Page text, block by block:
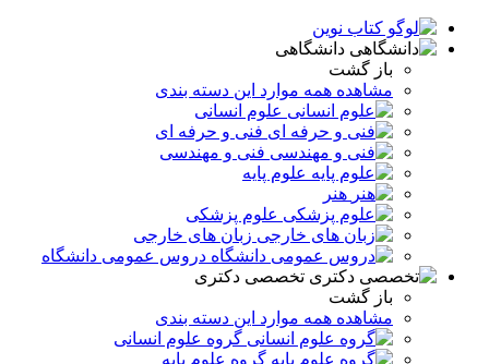
دانشگاهی
باز گشت
مشاهده همه موارد این دسته بندی
علوم انسانی
فنی و حرفه ای
فنی و مهندسی
علوم پایه
هنر
علوم پزشکی
زبان های خارجی
دروس عمومی دانشگاه
تخصصی دکتری
باز گشت
مشاهده همه موارد این دسته بندی
گروه علوم انسانی
گروه علوم پایه